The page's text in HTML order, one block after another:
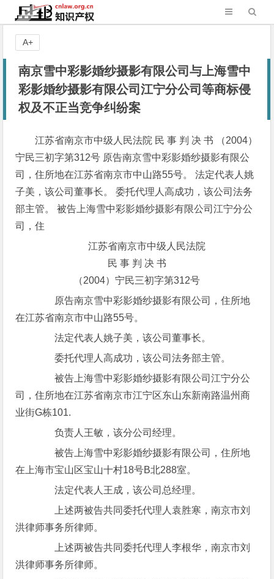
南京雪中彩影婚纱摄影有限公司与上海雪中
彩影婚纱摄影有限公司江宁分公司等商标侵
权及不正当竞争纠纷案
江苏省南京市中级人民法院 民 事 判 决 书 （2004）
宁民三初字第312号 原告南京雪中彩影婚纱摄影有限公
司，住所地在江苏省南京市中山路55号。 法定代表人姚
子美，该公司董事长。 委托代理人高成功，该公司法务
部主管。 被告上海雪中彩影婚纱摄影有限公司江宁分公
司，住
江苏省南京市中级人民法院
民 事 判 决 书
（2004）宁民三初字第312号
原告南京雪中彩影婚纱摄影有限公司，住所地
在江苏省南京市中山路55号。
法定代表人姚子美，该公司董事长。
委托代理人高成功，该公司法务部主管。
被告上海雪中彩影婚纱摄影有限公司江宁分公
司，住所地在江苏省南京市江宁区东山东新南路温州商
业街G栋101.
负责人王敏，该分公司经理。
被告上海雪中彩影婚纱摄影有限公司，住所地
在上海市宝山区宝山十村18号B北288室。
法定代表人王成，该公司总经理。
上述两被告共同委托代理人袁胜寒，南京市刘
洪律师事务所律师。
上述两被告共同委托代理人李根华，南京市刘
洪律师事务所律师。
A+